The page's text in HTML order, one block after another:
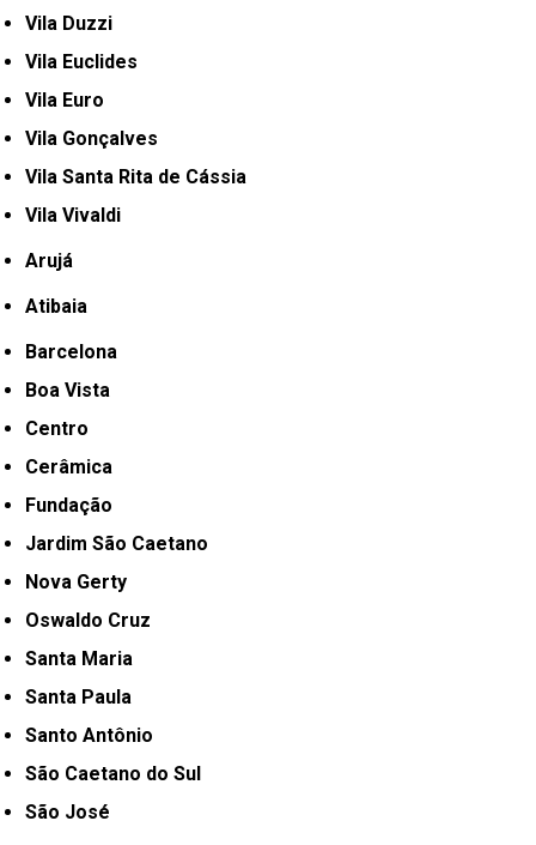
Vila Duzzi
Vila Euclides
Vila Euro
Vila Gonçalves
Vila Santa Rita de Cássia
Vila Vivaldi
Arujá
Atibaia
Barcelona
Boa Vista
Centro
Cerâmica
Fundação
Jardim São Caetano
Nova Gerty
Oswaldo Cruz
Santa Maria
Santa Paula
Santo Antônio
São Caetano do Sul
São José